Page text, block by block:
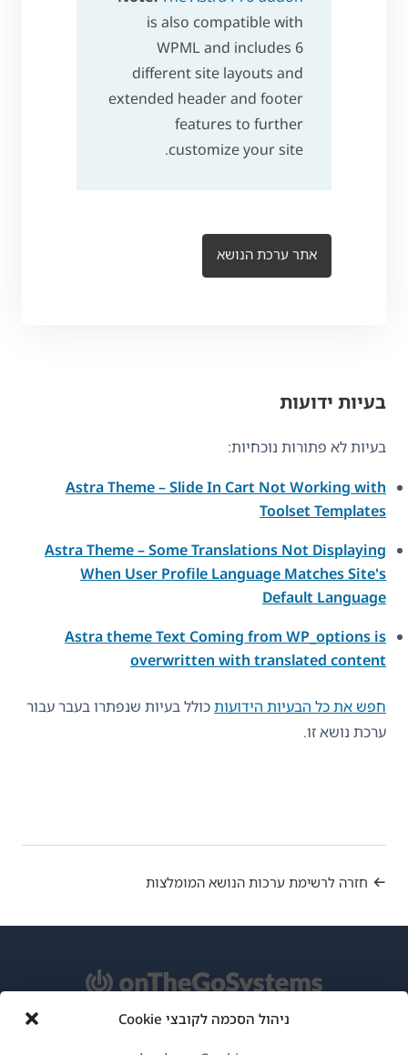
ניהול הסכמה לקובצי Cookie
is also compatible with
WPML and includes 6
different site layouts and
extended header and footer
features to further
customize your site.
אתר ערכת הנושא
בעיות ידועות
בעיות לא פתורות נוכחיות:
Astra Theme – Slide In Cart Not Working with
Toolset Templates
Astra Theme – Some Translations Not Displaying
When User Profile Language Matches Site's
Default Language
Astra theme Text Coming from WP_options is
overwritten with translated content
חפש את כל הבעיות הידועותכולל בעיות שנפתרו בעבר עבור
ערכת נושא זו.
חזרה לרשימת ערכות הנושא המומלצות